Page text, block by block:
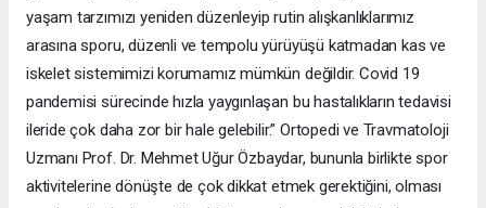
yaşam tarzımızı yeniden düzenleyip rutin alışkanlıklarımız
arasına sporu, düzenli ve tempolu yürüyüşü katmadan kas ve
iskelet sistemimizi korumamız mümkün değildir. Covid 19
pandemisi sürecinde hızla yaygınlaşan bu hastalıkların tedavisi
ileride çok daha zor bir hale gelebilir.” Ortopedi ve Travmatoloji
Uzmanı Prof. Dr. Mehmet Uğur Özbaydar, bununla birlikte spor
aktivitelerine dönüşte de çok dikkat etmek gerektiğini, olması